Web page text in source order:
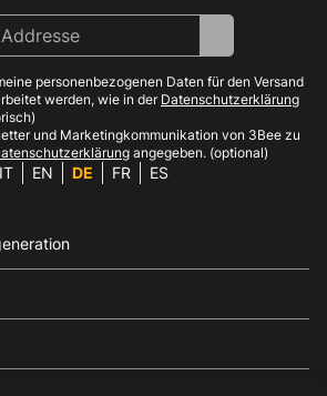
personenbezogenen Daten für den Versand
werden, wie in der Datenschutzerklärung
und Marketingkommunikation von 3Bee zu
angegeben. (optional)
IT EN DE FR ES